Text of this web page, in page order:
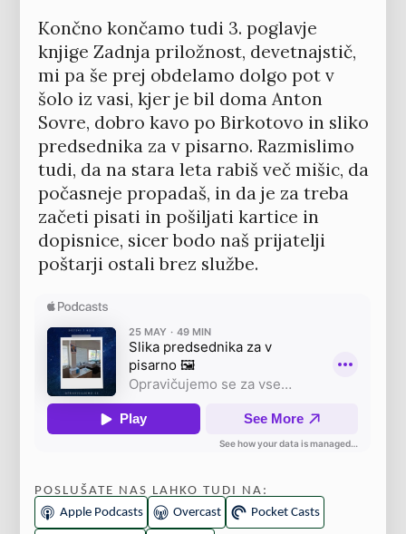
Končno končamo tudi 3. poglavje
knjige Zadnja priložnost, devetnajstič,
mi pa še prej obdelamo dolgo pot v
šolo iz vasi, kjer je bil doma Anton
Sovre, dobro kavo po Birkotovo in sliko
predsednika za v pisarno. Razmislimo
tudi, da na stara leta rabiš več mišic, da
počasneje propadaš, in da je za treba
začeti pisati in pošiljati kartice in
dopisnice, sicer bodo naš prijatelji
poštarji ostali brez službe.
POSLUŠATE NAS LAHKO TUDI NA:
Apple Podcasts
Overcast Pocket Casts